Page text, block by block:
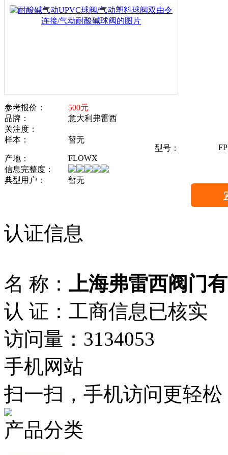
参考报价：
500元
品牌：
意大利弗雷西
关注度：
样本：
暂无
型号：
产地：
FLOWX
信息完整度：
典型用户：
暂无
认证信息
名 称： 上海弗雷西阀门
认 证：工商信息已核实
访问量：3134053
手机网站
扫一扫，手机访问更轻松
产品分类